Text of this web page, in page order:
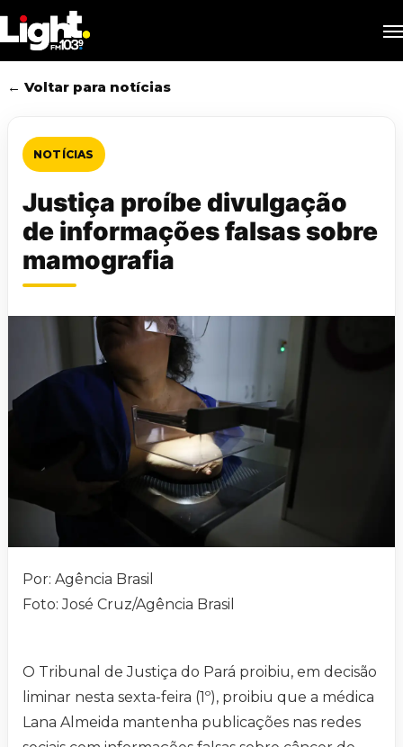
to
main
content
← Voltar para notícias
NOTÍCIAS
Justiça proíbe divulgação
de informações falsas sobre
mamografia
Por: Agência Brasil
Foto: José Cruz/Agência Brasil
O Tribunal de Justiça do Pará proibiu, em decisão
liminar nesta sexta-feira (1º), proibiu que a médica
Lana Almeida mantenha publicações nas redes